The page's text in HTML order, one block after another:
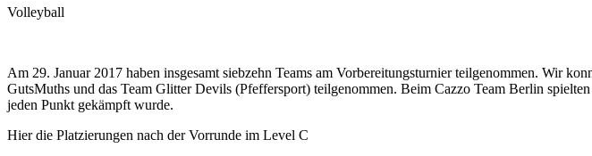
Volleyball
Am 29. Januar 2017 haben insgesamt siebzehn Teams am Vorbereitungsturnier teilgenommen. Wir
GutsMuths und das Team Glitter Devils (Pfeffersport) teilgenommen. Beim Cazzo Team Berlin
jeden Punkt gekämpft wurde.
Hier die Platzierungen nach der Vorrunde im Level C